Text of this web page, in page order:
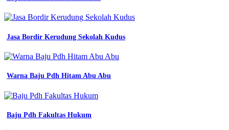
smk
desain
celana
pramuka
pdl
dan
pdh
wearpack
5
Jasa Bordir Kerudung Sekolah Kudus
Warna Baju Pdh Hitam Abu Abu
Baju Pdh Fakultas Hukum